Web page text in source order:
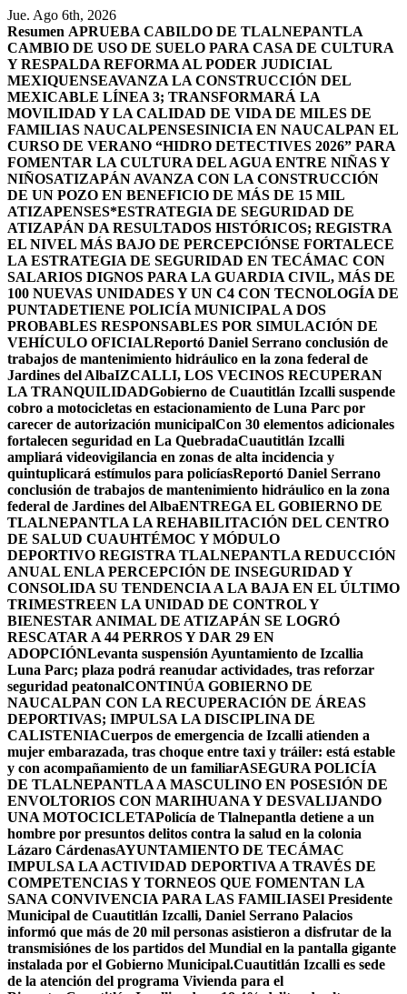
Saltar
al
contenido
Jue. Ago 6th, 2026
Resumen APRUEBA CABILDO DE TLALNEPANTLA
CAMBIO DE USO DE SUELO PARA CASA DE CULTURA
Y RESPALDA REFORMA AL PODER JUDICIAL
MEXIQUENSEAVANZA LA CONSTRUCCIÓN DEL
MEXICABLE LÍNEA 3; TRANSFORMARÁ LA
MOVILIDAD Y LA CALIDAD DE VIDA DE MILES DE
FAMILIAS NAUCALPENSESINICIA EN NAUCALPAN EL
CURSO DE VERANO “HIDRO DETECTIVES 2026” PARA
FOMENTAR LA CULTURA DEL AGUA ENTRE NIÑAS Y
NIÑOSATIZAPÁN AVANZA CON LA CONSTRUCCIÓN
DE UN POZO EN BENEFICIO DE MÁS DE 15 MIL
ATIZAPENSES*ESTRATEGIA DE SEGURIDAD DE
ATIZAPÁN DA RESULTADOS HISTÓRICOS; REGISTRA
EL NIVEL MÁS BAJO DE PERCEPCIÓNSE FORTALECE
LA ESTRATEGIA DE SEGURIDAD EN TECÁMAC CON
SALARIOS DIGNOS PARA LA GUARDIA CIVIL, MÁS DE
100 NUEVAS UNIDADES Y UN C4 CON TECNOLOGÍA DE
PUNTADETIENE POLICÍA MUNICIPAL A DOS
PROBABLES RESPONSABLES POR SIMULACIÓN DE
VEHÍCULO OFICIALReportó Daniel Serrano conclusión de
trabajos de mantenimiento hidráulico en la zona federal de
Jardines del AlbaIZCALLI, LOS VECINOS RECUPERAN
LA TRANQUILIDADGobierno de Cuautitlán Izcalli suspende
cobro a motocicletas en estacionamiento de Luna Parc por
carecer de autorización municipalCon 30 elementos adicionales
fortalecen seguridad en La QuebradaCuautitlán Izcalli
ampliará videovigilancia en zonas de alta incidencia y
quintuplicará estímulos para policíasReportó Daniel Serrano
conclusión de trabajos de mantenimiento hidráulico en la zona
federal de Jardines del AlbaENTREGA EL GOBIERNO DE
TLALNEPANTLA LA REHABILITACIÓN DEL CENTRO
DE SALUD CUAUHTÉMOC Y MÓDULO
DEPORTIVO REGISTRA TLALNEPANTLA REDUCCIÓN
ANUAL ENLA PERCEPCIÓN DE INSEGURIDAD Y
CONSOLIDA SU TENDENCIA A LA BAJA EN EL ÚLTIMO
TRIMESTREEN LA UNIDAD DE CONTROL Y
BIENESTAR ANIMAL DE ATIZAPÁN SE LOGRÓ
RESCATAR A 44 PERROS Y DAR 29 EN
ADOPCIÓNLevanta suspensión Ayuntamiento de Izcallia
Luna Parc; plaza podrá reanudar actividades, tras reforzar
seguridad peatonalCONTINÚA GOBIERNO DE
NAUCALPAN CON LA RECUPERACIÓN DE ÁREAS
DEPORTIVAS; IMPULSA LA DISCIPLINA DE
CALISTENIACuerpos de emergencia de Izcalli atienden a
mujer embarazada, tras choque entre taxi y tráiler: está estable
y con acompañamiento de un familiarASEGURA POLICÍA
DE TLALNEPANTLA A MASCULINO EN POSESIÓN DE
ENVOLTORIOS CON MARIHUANA Y DESVALIJANDO
UNA MOTOCICLETAPolicía de Tlalnepantla detiene a un
hombre por presuntos delitos contra la salud en la colonia
Lázaro CárdenasAYUNTAMIENTO DE TECÁMAC
IMPULSA LA ACTIVIDAD DEPORTIVA A TRAVÉS DE
COMPETENCIAS Y TORNEOS QUE FOMENTAN LA
SANA CONVIVENCIA PARA LAS FAMILIASEl Presidente
Municipal de Cuautitlán Izcalli, Daniel Serrano Palacios
informó que más de 20 mil personas asistieron a disfrutar de la
transmisiónes de los partidos del Mundial en la pantalla gigante
instalada por el Gobierno Municipal.Cuautitlán Izcalli es sede
de la atención del programa Vivienda para el